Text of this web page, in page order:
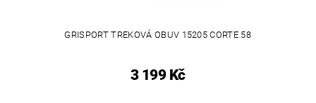
GRISPORT TREKOVÁ OBUV 15205 CORTE 58
3 199 Kč